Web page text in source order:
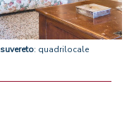
suvereto: quadrilocale